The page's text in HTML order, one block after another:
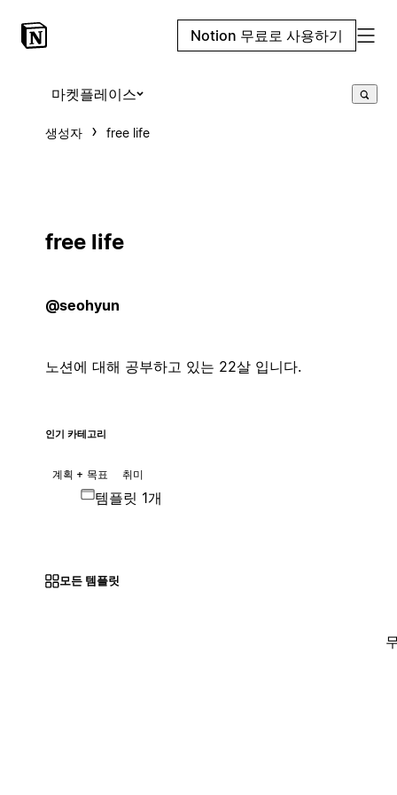
Notion 무료로 사용하기
마켓플레이스
생성자 free life
free life
@seohyun
노션에 대해 공부하고 있는 22살 입니다.
인기 카테고리
계획 + 목표 취미
템플릿 1개
모든 템플릿